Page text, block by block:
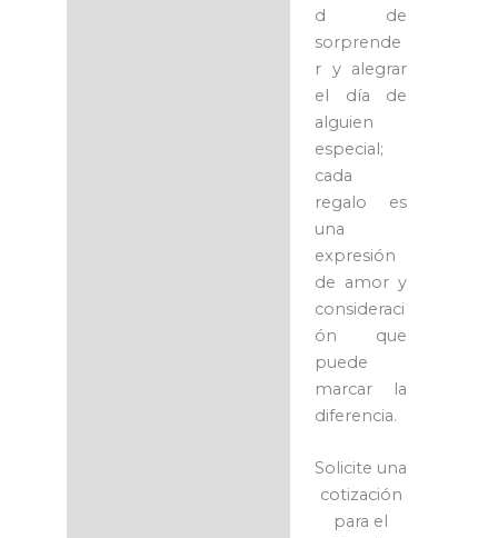
d de
sorprende
r y alegrar
el día de
alguien
especial;
cada
regalo es
una
expresión
de amor y
consideraci
ón que
puede
marcar la
diferencia.
Solicite una
cotización
para el